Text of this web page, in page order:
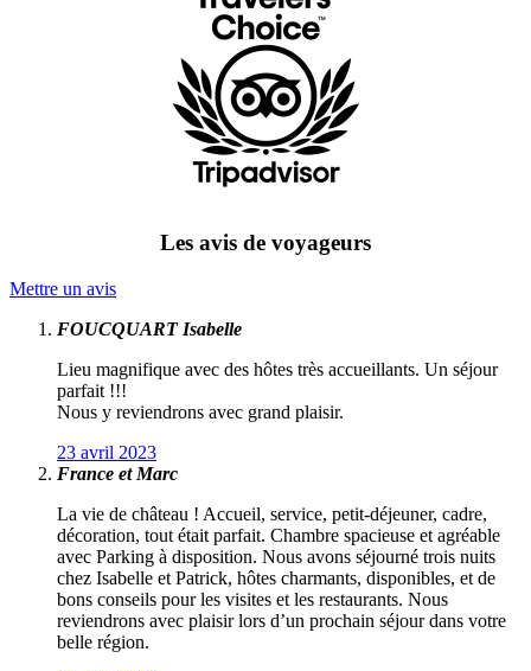
Les avis de voyageurs
Mettre un avis
FOUCQUART Isabelle
Lieu magnifique avec des hôtes très accueillants. Un séjour
parfait !!!
Nous y reviendrons avec grand plaisir.
23 avril 2023
France et Marc
La vie de château ! Accueil, service, petit-déjeuner, cadre,
décoration, tout était parfait. Chambre spacieuse et agréable
avec Parking à disposition. Nous avons séjourné trois nuits
chez Isabelle et Patrick, hôtes charmants, disponibles, et de
bons conseils pour les visites et les restaurants. Nous
reviendrons avec plaisir lors d’un prochain séjour dans votre
belle région.